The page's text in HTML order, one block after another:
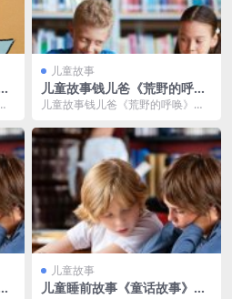
儿童故事
儿童故事钱儿爸《荒野的呼
唤》MP3免费打包 18集
儿童故事钱儿爸《荒野的呼唤》讲
犬，经过了文明的教化，...
儿童故事
儿童睡前故事《童话故事》M